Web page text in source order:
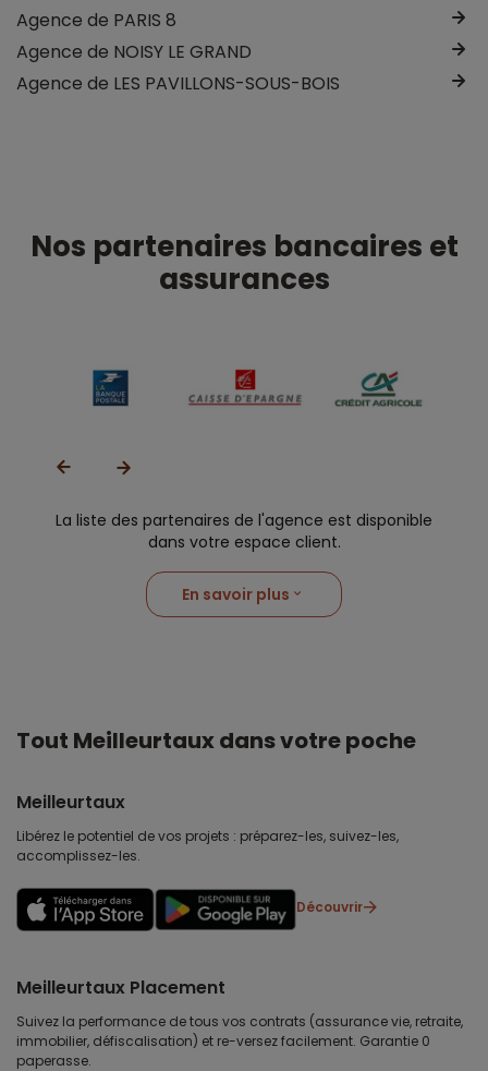
Agence de PARIS 8
Agence de NOISY LE GRAND
Agence de LES PAVILLONS-SOUS-BOIS
Nos partenaires bancaires et
assurances
La liste des partenaires de l'agence est disponible
dans votre espace client.
En savoir plus
Tout Meilleurtaux dans votre poche
Meilleurtaux
Libérez le potentiel de vos projets : préparez-les, suivez-les,
accomplissez-les.
Découvrir
Meilleurtaux Placement
Suivez la performance de tous vos contrats (assurance vie, retraite,
immobilier, défiscalisation) et re-versez facilement. Garantie 0
paperasse.